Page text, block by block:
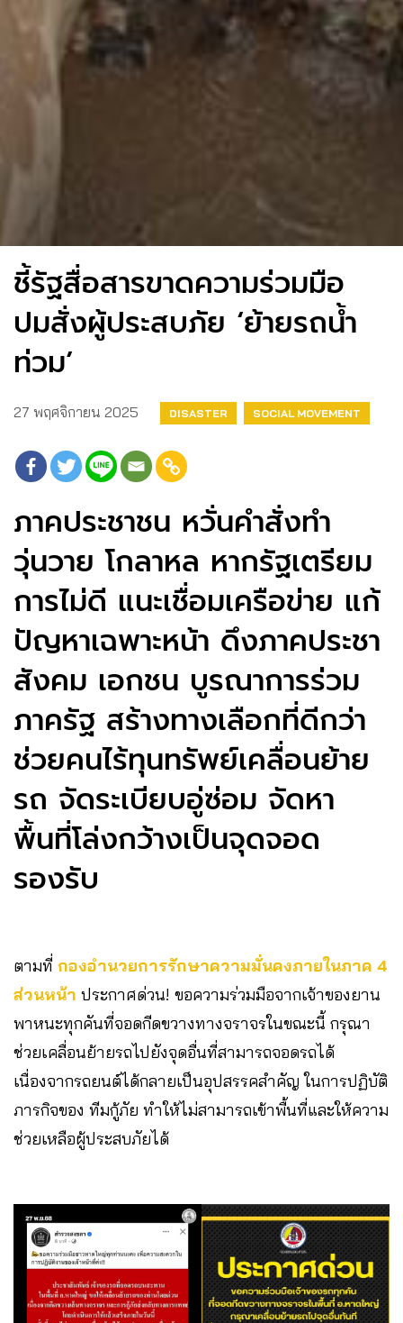
ชี้รัฐสื่อสารขาดความร่วมมือ
ปมสั่งผู้ประสบภัย ‘ย้ายรถน้ำ
ท่วม’
27 พฤศจิกายน 2025 DISASTER SOCIAL MOVEMENT
ภาคประชาชน หวั่นคำสั่งทำ
วุ่นวาย โกลาหล หากรัฐเตรียม
การไม่ดี แนะเชื่อมเครือข่าย แก้
ปัญหาเฉพาะหน้า ดึงภาคประชา
สังคม เอกชน บูรณาการร่วม
ภาครัฐ สร้างทางเลือกที่ดีกว่า
ช่วยคนไร้ทุนทรัพย์เคลื่อนย้าย
รถ จัดระเบียบอู่ซ่อม จัดหา
พื้นที่โล่งกว้างเป็นจุดจอด
รองรับ
ตามที่ กองอำนวยการรักษาความมั่นคงภายในภาค 4
ส่วนหน้า ประกาศด่วน! ขอความร่วมมือจากเจ้าของยาน
พาหนะทุกคันที่จอดกีดขวางทางจราจรในขณะนี้ กรุณา
ช่วยเคลื่อนย้ายรถไปยังจุดอื่นที่สามารถจอดรถได้
เนื่องจากรถยนต์ได้กลายเป็นอุปสรรคสำคัญ ในการปฏิบัติ
ภารกิจของ ทีมกู้ภัย ทำให้ไม่สามารถเข้าพื้นที่และให้ความ
ช่วยเหลือผู้ประสบภัยได้